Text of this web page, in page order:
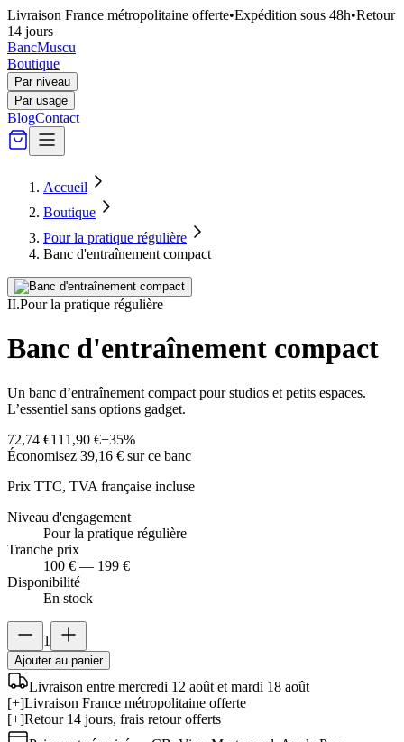
Livraison France métropolitaine offerte•Expédition sous 48h•Retour
14 jours
BancMuscu
Boutique
Par niveau
Par usage
BlogContact
Accueil
Boutique
Pour la pratique régulière
Banc d'entraînement compact
II.Pour la pratique régulière
Banc d'entraînement compact
Un banc d’entraînement compact pour studios et petits espaces.
L’essentiel sans options gadget.
72,74 €111,90 €−35%
Économisez 39,16 € sur ce banc
Prix TTC, TVA française incluse
Niveau d'engagement
Pour la pratique régulière
Tranche prix
100 € — 199 €
Disponibilité
En stock
1
Ajouter au panier
Livraison entre mercredi 12 août et mardi 18 août
[+]Livraison France métropolitaine offerte
[+]Retour 14 jours, frais retour offerts